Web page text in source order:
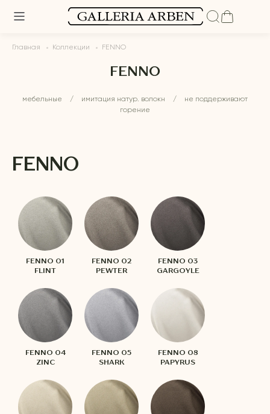
Главная Коллекции FENNO
FENNO
мебельные / имитация натур. волокн /
не поддерживают
горение
FENNO
FENNO 01
FLINT
FENNO 02
PEWTER
FENNO 03
GARGOYLE
FENNO 04
ZINC
FENNO 05
SHARK
FENNO 08
PAPYRUS